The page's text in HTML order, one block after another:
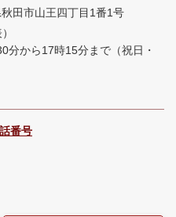
田市山王四丁目1番1号
分から17時15分まで （祝日・
番号